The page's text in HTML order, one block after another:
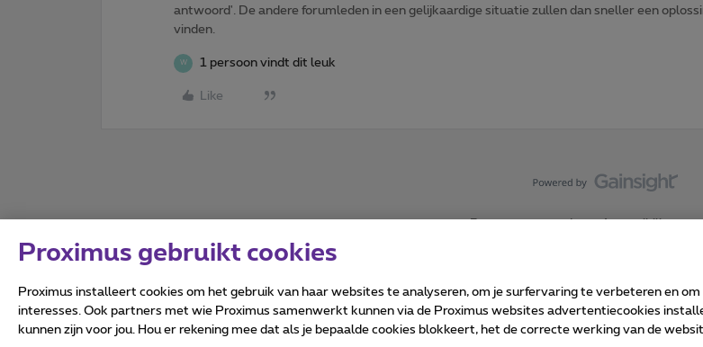
antwoord'. De andere forumleden in een gelijkaardige situatie zullen dan sneller een
vinden.
W 1 persoon vindt dit leuk
Like
Forumvoorwaarden Accessibility
Alle rechten voorbehouden. ©2026Proximus
Proximus gebruikt cookies
Proximus installeert cookies om het gebruik van haar websites te analyseren, om je surfervaring te verbeteren en
interesses. Ook partners met wie Proximus samenwerkt kunnen via de Proximus websites advertentiecookies
kunnen zijn voor jou. Hou er rekening mee dat als je bepaalde cookies blokkeert, het de correcte werking van de